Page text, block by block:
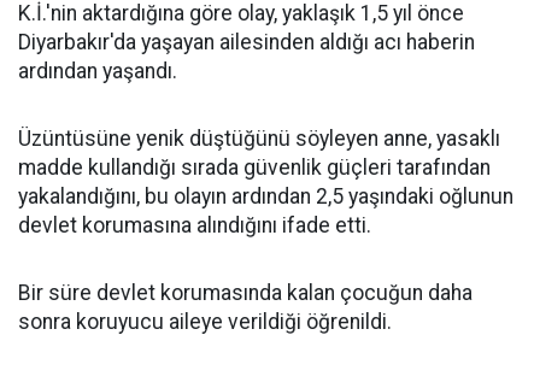
K.İ.'nin aktardığına göre olay, yaklaşık 1,5 yıl önce
Diyarbakır'da yaşayan ailesinden aldığı acı haberin
ardından yaşandı.
Üzüntüsüne yenik düştüğünü söyleyen anne, yasaklı
madde kullandığı sırada güvenlik güçleri tarafından
yakalandığını, bu olayın ardından 2,5 yaşındaki oğlunun
devlet korumasına alındığını ifade etti.
Bir süre devlet korumasında kalan çocuğun daha
sonra koruyucu aileye verildiği öğrenildi.